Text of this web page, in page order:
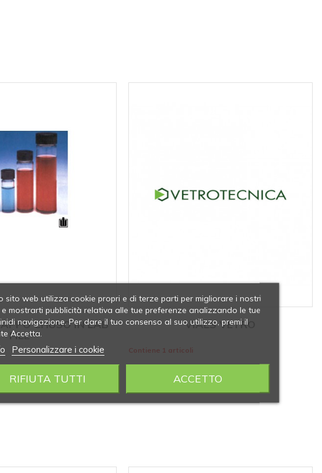
CHUSO IN LAB
FILE™
VIALS VETRO
Contiene 1 articoli
sito web utilizza cookie propri e di terze parti per migliorare i nostri
e mostrarti pubblicità relativa alle tue preferenze analizzando le tue
navigazione. Per dare il tuo consenso al suo utilizzo, premi il
Accetta.
Personalizzare i cookie
RIFIUTA TUTTI ACCETTO